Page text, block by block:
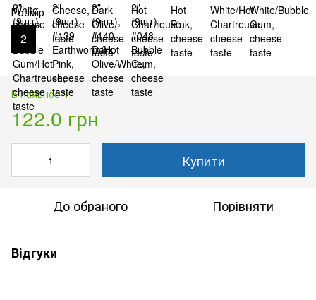
Розмір
2
В наявності
122.0 грн
Купити
До обраного Порівняти
Відгуки